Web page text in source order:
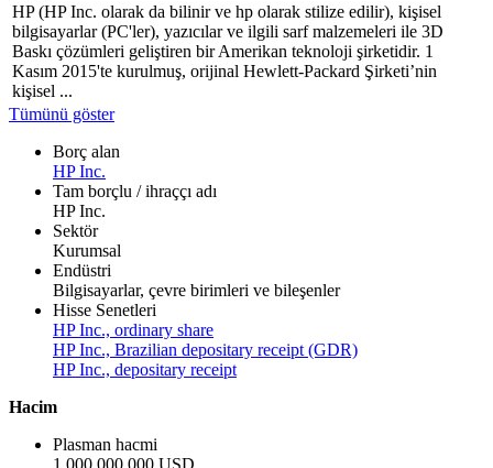
HP (HP Inc. olarak da bilinir ve hp olarak stilize edilir), kişisel
bilgisayarlar (PC'ler), yazıcılar ve ilgili sarf malzemeleri ile 3D
Baskı çözümleri geliştiren bir Amerikan teknoloji şirketidir. 1
Kasım 2015'te kurulmuş, orijinal Hewlett-Packard Şirketi’nin
kişisel ...
Tümünü göster
Borç alan
HP Inc.
Tam borçlu / ihraççı adı
HP Inc.
Sektör
Kurumsal
Endüstri
Bilgisayarlar, çevre birimleri ve bileşenler
Hisse Senetleri
HP Inc., ordinary share
HP Inc., Brazilian depositary receipt (GDR)
HP Inc., depositary receipt
Hacim
Plasman hacmi
1.000.000.000 USD